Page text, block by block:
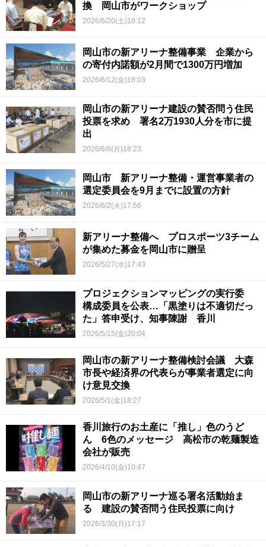
換 岡山市がワークショップ
2026/6/20(土)18:12
岡山市の新アリーナ整備事業 企業から
の寄付内諾額が2月間で1300万円増加
2026/6/12(金)18:03
岡山市の新アリーナ建設の賛否問う住民
投票を求め 署名2万1930人分を市に提
出
2026/6/8(月)18:23
岡山市 新アリーナ整備・運営事業者の
選定委員会を9月までに設置の方針
2026/6/2(火)17:56
新アリーナ整備へ プロスポーツ3チーム
が集めた募金を岡山市に贈呈
2026/5/27(水)17:43
プロジェクションマッピングの実行委
構成委員を公表…「黒塗りは不適切だっ
た」答申受け、知事陳謝 香川
2026/5/15(金)20:04
岡山市の新アリーナ整備検討会議 大森
市長や経済界の代表らが事業者選定に向
け意見交換
2026/5/1(金)18:27
香川旅行のお土産に「推し」色のうど
ん 6色のメッセージ 高松市の乾麺製造
会社が販売
2026/4/10(金)10:47
岡山市の新アリーナ巡る署名活動始ま
る 建設の賛否問う住民投票に向け
2026/3/30(月)17:17